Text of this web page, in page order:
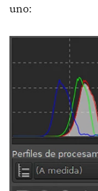
uno: